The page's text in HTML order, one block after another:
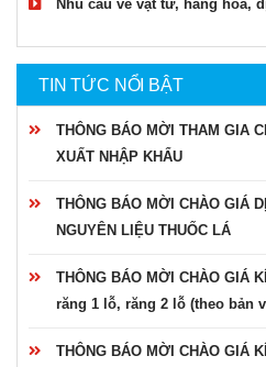
Nhu cầu về vật tư, hàng hóa,
TIN TỨC NỔI BẬT
THÔNG BÁO MỜI THAM GIA
XUẤT NHẬP KHẨU
THÔNG BÁO MỜI CHÀO GIÁ
NGUYÊN LIỆU THUỐC LÁ
THÔNG BÁO MỜI CHÀO GIÁ
răng 1 lỗ, răng 2 lỗ (theo bản
THÔNG BÁO MỜI CHÀO GIÁ